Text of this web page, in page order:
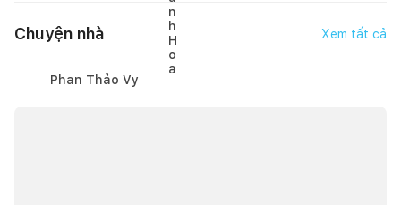
Chuyện nhà Xem tất cả
Phan Thảo Vy